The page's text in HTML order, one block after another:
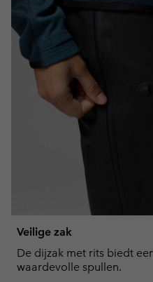
Veilige zak
De dijzak met rits biedt
waardevolle spullen.